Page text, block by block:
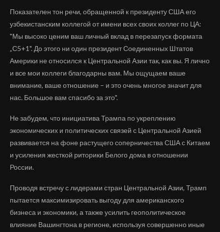
Показателен тон речи, обращенной к президенту США его
узбекистанским коллегой от имени всех своих коллег по ЦА:
"Мы высоко ценим ваш личный вклад в перезапуск формата
„С5+1". До этого ни один президент Соединенных Штатов
Америки не относился к Центральной Азии так, как вы. Я лично
и все мои коллеги благодарны вам. Мы ощущаем ваше
внимание, ваше отношение – и это очень многое значит для
нас. Большое вам спасибо за это".
Не забудем, что инициатива Трампа по укреплению
экономических и политических связей с Центральной Азией
развивается на фоне растущего соперничества США с Китаем
и усиления жесткой риторики Белого дома в отношении
России.
Проводя встречу с лидерами стран Центральной Азии, Трамп
пытается максимизировать выгоду для американского
бизнеса и экономики, а также усилить геополитическое
влияние Вашингтона в регионе, используя совершенно иные